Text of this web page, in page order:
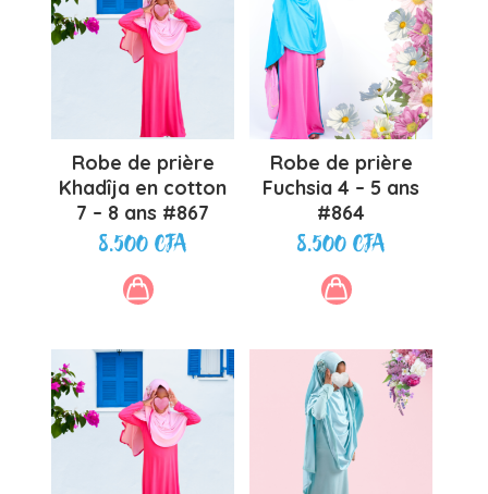
Robe de prière
Khadîja en cotton
7 – 8 ans #867
8.500 CFA
Robe de prière
Fuchsia 4 – 5 ans
#864
8.500 CFA